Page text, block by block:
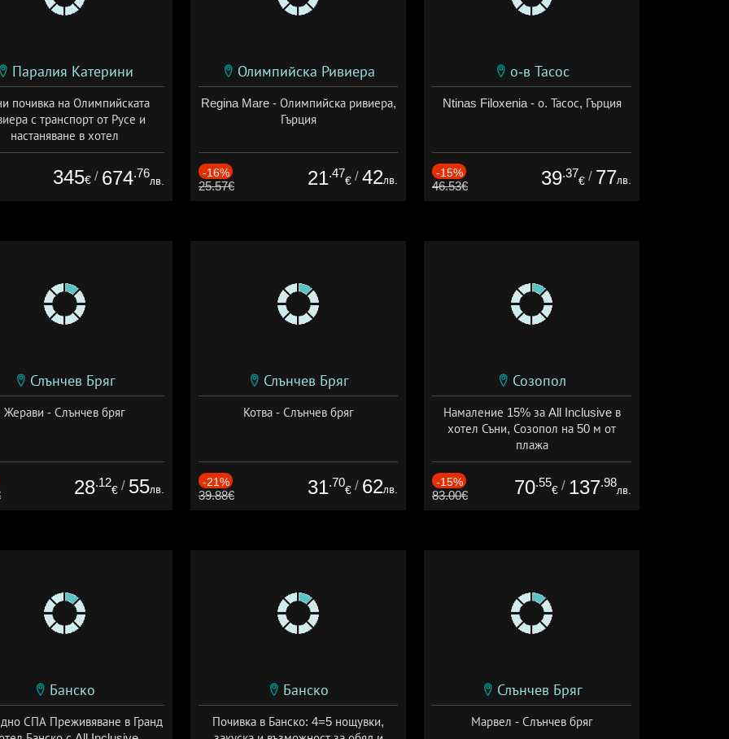
Паралия Катерини
почивка на Олимпийската
с транспорт от Русе и
настаняване в хотел
18.09 - 23.09 + закуска
345€ / 674.76
лв.
Олимпийска Ривиера
Regina Mare - Олимпийска ривиера,
Гърция
-16%
25.57€ 21.47
€ / 42лв.
о-в Тасос
Ntinas Filoxenia - о. Тасос, Гърция
-15%
46.53€ 39.37
€ / 77лв.
Слънчев Бряг
Жерави - Слънчев бряг
28.12
€ / 55лв.
Слънчев Бряг
Котва - Слънчев бряг
-21%
39.88€ 31.70
€ / 62лв.
Созопол
Намаление 15% за All Inclusive в
хотел Съни, Созопол на 50 м от
плажа
Дата: 30.07 - 30.09 + all inclusive
-15%
83.00€ 70.55
€ / 137.98
лв.
Банско
СПА Преживяване в Гранд
Банско
Почивка в Банско: 4=5 нощувки,
Слънчев Бряг
Марвел - Слънчев бряг